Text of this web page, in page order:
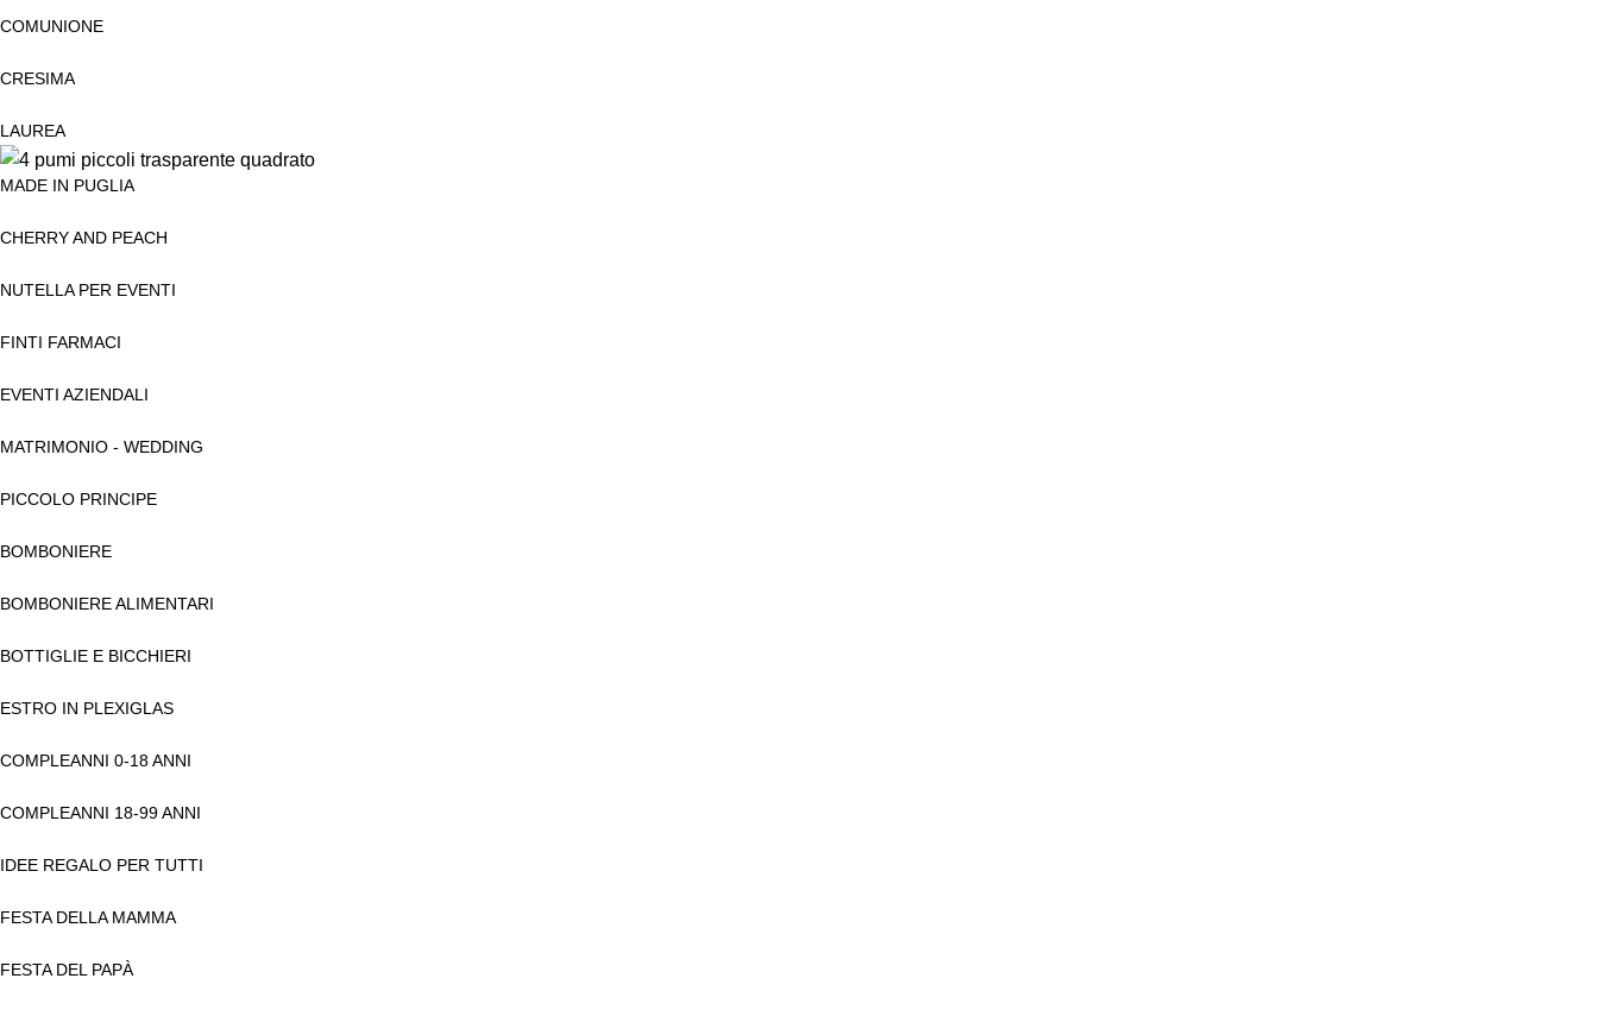
COMUNIONE
CRESIMA
LAUREA
MADE IN PUGLIA
CHERRY AND PEACH
NUTELLA PER EVENTI
FINTI FARMACI
EVENTI AZIENDALI
MATRIMONIO - WEDDING
PICCOLO PRINCIPE
BOMBONIERE
BOMBONIERE ALIMENTARI
BOTTIGLIE E BICCHIERI
ESTRO IN PLEXIGLAS
COMPLEANNI 0-18 ANNI
COMPLEANNI 18-99 ANNI
IDEE REGALO PER TUTTI
FESTA DELLA MAMMA
FESTA DEL PAPÀ